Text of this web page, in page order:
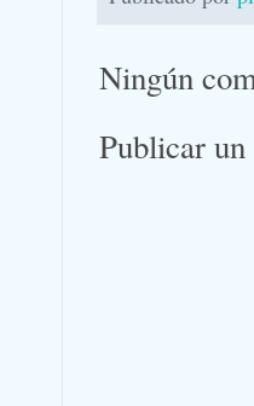
Ningún
Publicar